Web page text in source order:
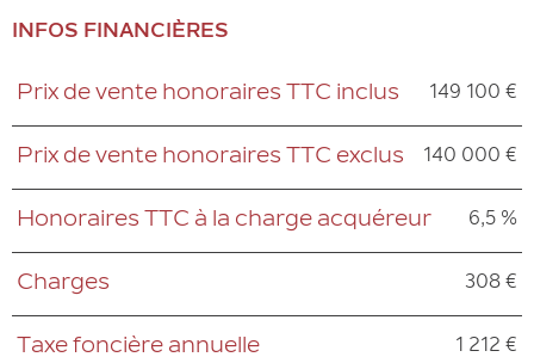
INFOS FINANCIÈRES
Caractéristiques Valeurs
Prix de vente honoraires TTC inclus 149 100 €
Prix de vente honoraires TTC exclus 140 000 €
Honoraires TTC à la charge acquéreur 6,5 %
Charges 308 €
Taxe foncière annuelle 1 212 €